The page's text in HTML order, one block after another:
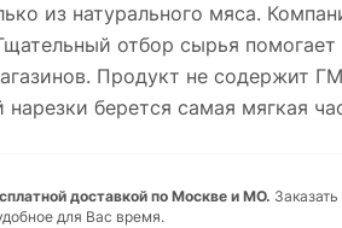
из натурального мяса.
отбор сырья помогает
Продукт не содержит
берется самая мягкая
доставкой по Москве и МО.
для Вас время.